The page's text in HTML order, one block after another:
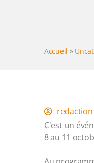
Accueil »
C'est un
8 au 11